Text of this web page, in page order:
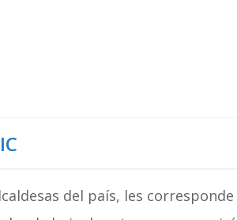
del país, les corresponde